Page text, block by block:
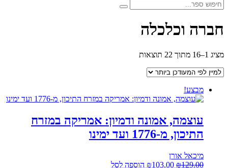
חיפוש:
חיפוש
חברה וכלכלה
מציג 1–16 מתוך 22 תוצאות
מבצע!
עוצמה, אמונה ודמיון: אמריקה במזרח
התיכון, מ-1776 ועד ימינו
מיכאל אורן
₪129.00
המחיר ₪103.00
המחיר
הוספה לסל